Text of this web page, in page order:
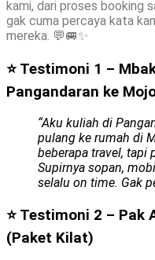
kami, dari proses booking
gak cuma percaya kata
mereka. 💬🚐✨
⭐ Testimoni 1 –
Pangandaran ke
“Aku kuliah di
pulang ke rumah di
beberapa travel, tapi
Supirnya sopan,
selalu on time. Gak
⭐ Testimoni 2 – Pak
(Paket Kilat)